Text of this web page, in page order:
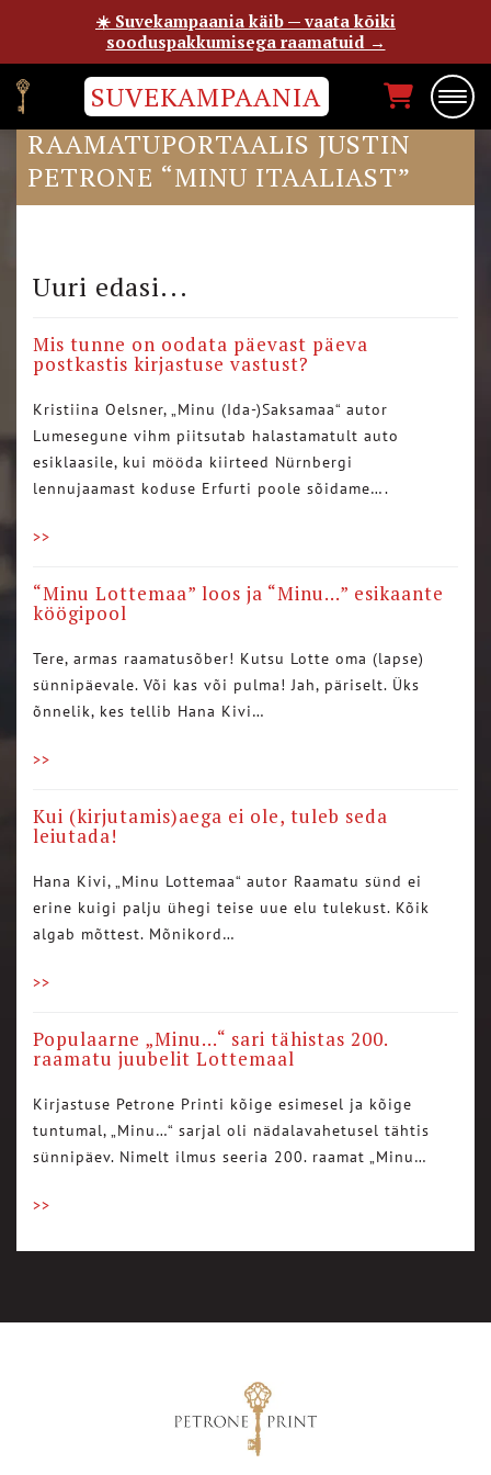
SUVEKAMPAANIA
EPP PETRONE POSTIMEHE
RAAMATUPORTAALIS JUSTIN
PETRONE “MINU ITAALIAST”
Uuri edasi...
Mis tunne on oodata päevast päeva
postkastis kirjastuse vastust?
Kristiina Oelsner, „Minu (Ida-)Saksamaa“ autor
Lumesegune vihm piitsutab halastamatult auto
esiklaasile, kui mööda kiirteed Nürnbergi
lennujaamast koduse Erfurti poole sõidame….
>>
“Minu Lottemaa” loos ja “Minu…” esikaante
köögipool
Tere, armas raamatusõber! Kutsu Lotte oma (lapse)
sünnipäevale. Või kas või pulma! Jah, päriselt. Üks
õnnelik, kes tellib Hana Kivi…
>>
Kui (kirjutamis)aega ei ole, tuleb seda
leiutada!
Hana Kivi, „Minu Lottemaa“ autor Raamatu sünd ei
erine kuigi palju ühegi teise uue elu tulekust. Kõik
algab mõttest. Mõnikord…
>>
Populaarne „Minu…“ sari tähistas 200.
raamatu juubelit Lottemaal
Kirjastuse Petrone Printi kõige esimesel ja kõige
tuntumal, „Minu…“ sarjal oli nädalavahetusel tähtis
sünnipäev. Nimelt ilmus seeria 200. raamat „Minu…
>>
☀️ Suvekampaania käib — vaata kõiki
sooduspakkumisega raamatuid →